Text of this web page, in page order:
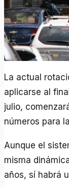
La actual
aplicarse al
julio,
números para
Aunque el
misma
años, sí habrá